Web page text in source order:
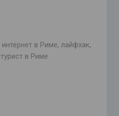
интернет в Риме, лайфхак,
турист в Риме